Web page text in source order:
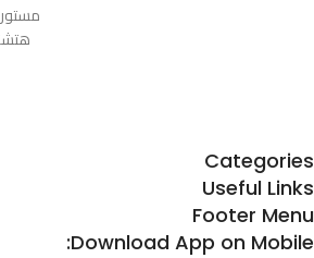
Categories
Useful Links
Footer Menu
Download App on Mobile: